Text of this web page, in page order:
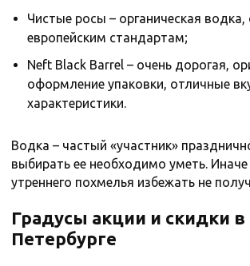
Чистые росы – органическая водка,
европейским стандартам;
Neft Black Barrel – очень дорогая,
оформление упаковки, отличные
характеристики.
Водка – частый «участник»
выбирать ее необходимо уметь.
утреннего похмелья избежать не
Градусы акции и скидки в
Петербурге